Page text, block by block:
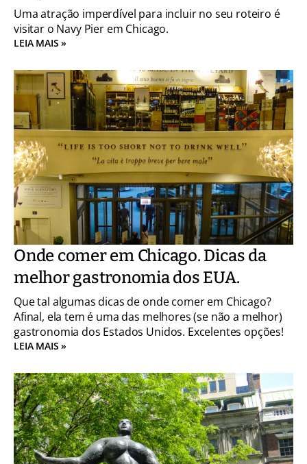
Uma atração imperdível para incluir no seu roteiro é
visitar o Navy Pier em Chicago.
LEIA MAIS »
Onde comer em Chicago. Dicas da
melhor gastronomia dos EUA.
Que tal algumas dicas de onde comer em Chicago?
Afinal, ela tem é uma das melhores (se não a melhor)
gastronomia dos Estados Unidos. Excelentes opções!
LEIA MAIS »